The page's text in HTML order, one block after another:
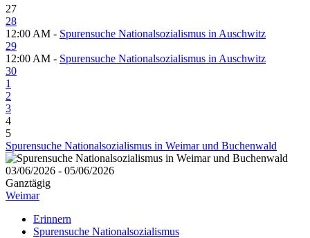
27
28
12:00 AM - Spurensuche Nationalsozialismus in Auschwitz
29
12:00 AM - Spurensuche Nationalsozialismus in Auschwitz
30
1
2
3
4
5
Spurensuche Nationalsozialismus in Weimar und Buchenwald
03/06/2026 - 05/06/2026
Ganztägig
Weimar
Erinnern
Spurensuche Nationalsozialismus